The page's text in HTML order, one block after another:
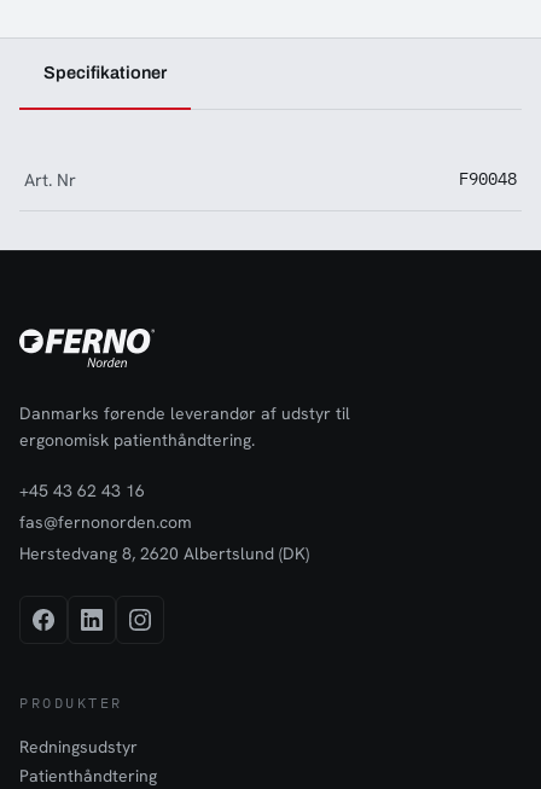
Specifikationer
Art. Nr F90048
Danmarks førende leverandør af udstyr til
ergonomisk patienthåndtering.
+45 43 62 43 16
fas@fernonorden.com
Herstedvang 8, 2620 Albertslund (DK)
PRODUKTER
Redningsudstyr
Patienthåndtering